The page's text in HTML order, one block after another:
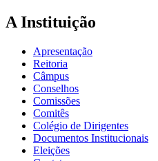
A Instituição
Apresentação
Reitoria
Câmpus
Conselhos
Comissões
Comitês
Colégio de Dirigentes
Documentos Institucionais
Eleições